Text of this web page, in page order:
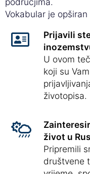
Vokabular je
Prijavili
U ovom
koji su
životopisa.
život u
Pripremili
društvene